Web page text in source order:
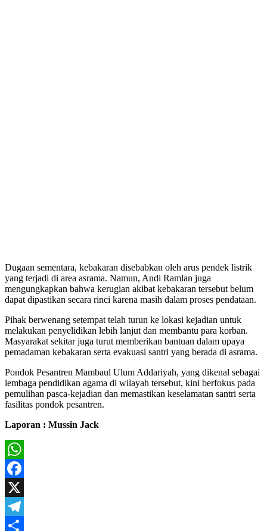
Dugaan sementara, kebakaran disebabkan oleh arus pendek listrik
yang terjadi di area asrama. Namun, Andi Ramlan juga
mengungkapkan bahwa kerugian akibat kebakaran tersebut belum
dapat dipastikan secara rinci karena masih dalam proses pendataan.
Pihak berwenang setempat telah turun ke lokasi kejadian untuk
melakukan penyelidikan lebih lanjut dan membantu para korban.
Masyarakat sekitar juga turut memberikan bantuan dalam upaya
pemadaman kebakaran serta evakuasi santri yang berada di asrama.
Pondok Pesantren Mambaul Ulum Addariyah, yang dikenal sebagai
lembaga pendidikan agama di wilayah tersebut, kini berfokus pada
pemulihan pasca-kejadian dan memastikan keselamatan santri serta
fasilitas pondok pesantren.
Laporan : Mussin Jack
WhatsApp
Facebook
X
Telegram